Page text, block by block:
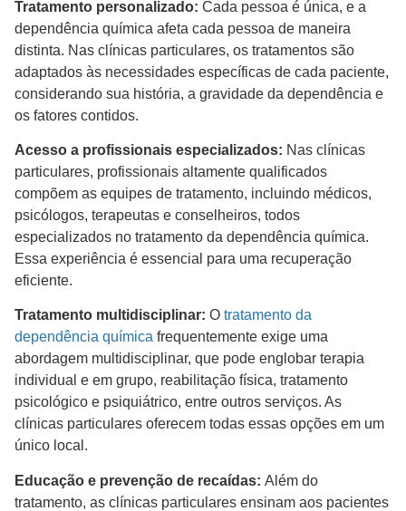
Tratamento personalizado: Cada pessoa é única, e a
dependência química afeta cada pessoa de maneira
distinta. Nas clínicas particulares, os tratamentos são
adaptados às necessidades específicas de cada paciente,
considerando sua história, a gravidade da dependência e
os fatores contidos.
Acesso a profissionais especializados: Nas clínicas
particulares, profissionais altamente qualificados
compõem as equipes de tratamento, incluindo médicos,
psicólogos, terapeutas e conselheiros, todos
especializados no tratamento da dependência química.
Essa experiência é essencial para uma recuperação
eficiente.
Tratamento multidisciplinar: O tratamento da
dependência química frequentemente exige uma
abordagem multidisciplinar, que pode englobar terapia
individual e em grupo, reabilitação física, tratamento
psicológico e psiquiátrico, entre outros serviços. As
clínicas particulares oferecem todas essas opções em um
único local.
Educação e prevenção de recaídas: Além do
tratamento, as clínicas particulares ensinam aos pacientes